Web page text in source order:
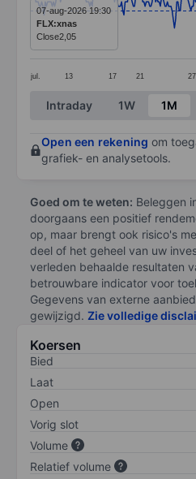
The chart has 1 X axis
The chart has 1 Y axis
jul. 13 17 21 27
07-aug-2026 19:30
FLX:xnas
Close2,05
End of interactive chart.
Intraday 1W 1M
Open een rekening om
grafiek- en analysetools.
Goed om te weten: Beleggen
doorgaans een positief
op, maar brengt ook risico's
deel of het geheel van uw
verleden behaalde resultaten
betrouwbare indicator voor
Gegevens van externe
gewijzigd. Zie volledige
Koersen
Bied
Laat
Open
Vorig slot
Volume
Relatief volume